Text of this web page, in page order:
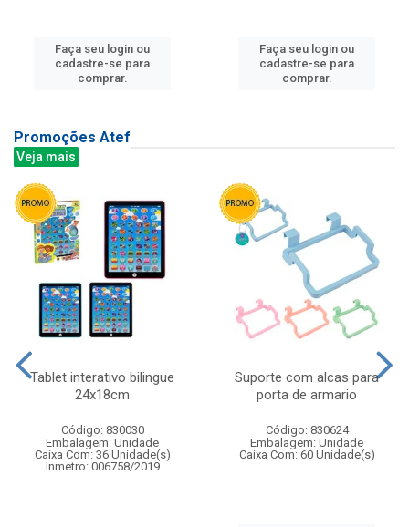
Faça seu login ou
cadastre-se para
comprar.
Faça seu login ou
cadastre-se para
comprar.
Promoções Atef
Veja mais
Tablet interativo bilingue
24x18cm
Código: 830030
Embalagem: Unidade
Caixa Com: 36 Unidade(s)
Inmetro: 006758/2019
Suporte com alcas para
porta de armario
Código: 830624
Embalagem: Unidade
Caixa Com: 60 Unidade(s)